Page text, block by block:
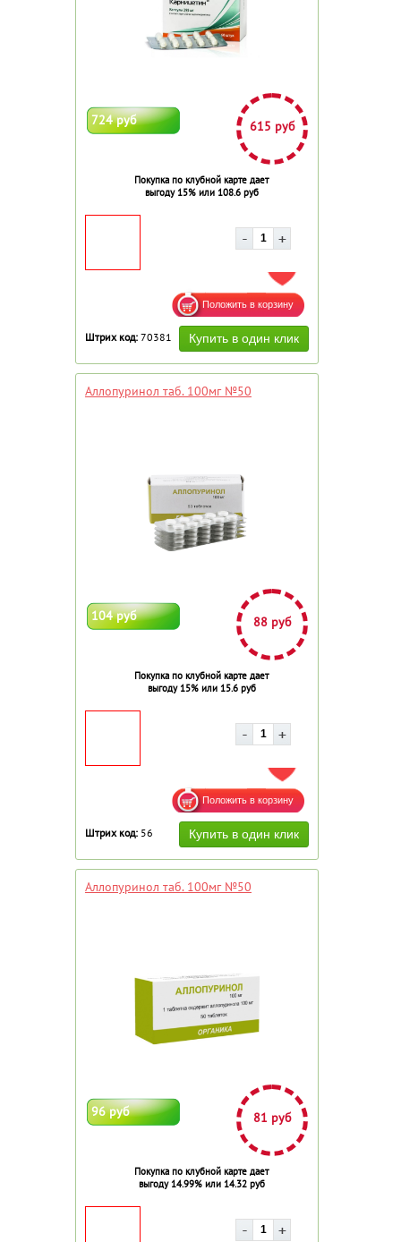
724 руб 615 руб
Покупка по клубной карте дает
выгоду 15% или 108.6 руб
ДОБАВИТЬ В ИЗБРАННОЕ
Штрих код: 70381
Аллопуринол таб. 100мг №50
104 руб 88 руб
Покупка по клубной карте дает
выгоду 15% или 15.6 руб
ДОБАВИТЬ В ИЗБРАННОЕ
Штрих код: 56
Аллопуринол таб. 100мг №50
96 руб 81 руб
Покупка по клубной карте дает
выгоду 14.99% или 14.32 руб